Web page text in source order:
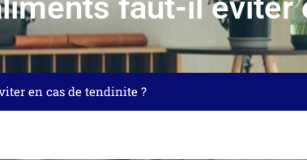
faut-il éviter
en cas de tendinite ?